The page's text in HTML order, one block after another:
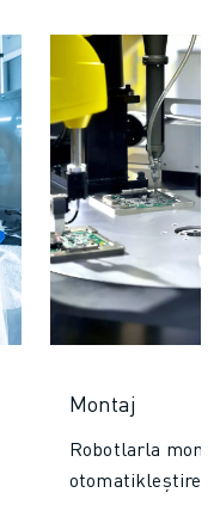
Montaj
Robotlarla